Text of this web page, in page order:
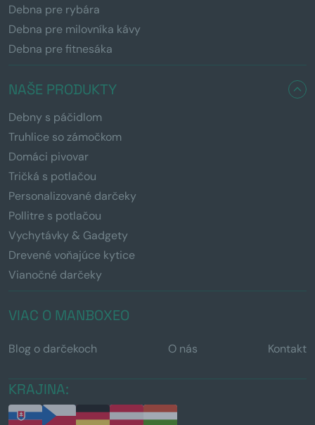
Debna pre rybára
Debna pre milovníka kávy
Debna pre fitnesáka
NAŠE PRODUKTY
Debny s páčidlom
Truhlice so zámočkom
Domáci pivovar
Tričká s potlačou
Personalizované darčeky
Pollitre s potlačou
Vychytávky & Gadgety
Drevené voňajúce kytice
Vianočné darčeky
VIAC O MANBOXEO
Blog o darčekoch O nás Kontakt
KRAJINA: